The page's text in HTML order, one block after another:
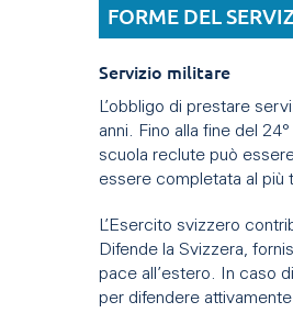
FORME DEL
Servizio militare
L’obbligo di prestare
anni. Fino alla fine del
scuola reclute può
essere completata al più
L’Esercito svizzero
Difende la Svizzera,
pace all’estero. In caso
per difendere